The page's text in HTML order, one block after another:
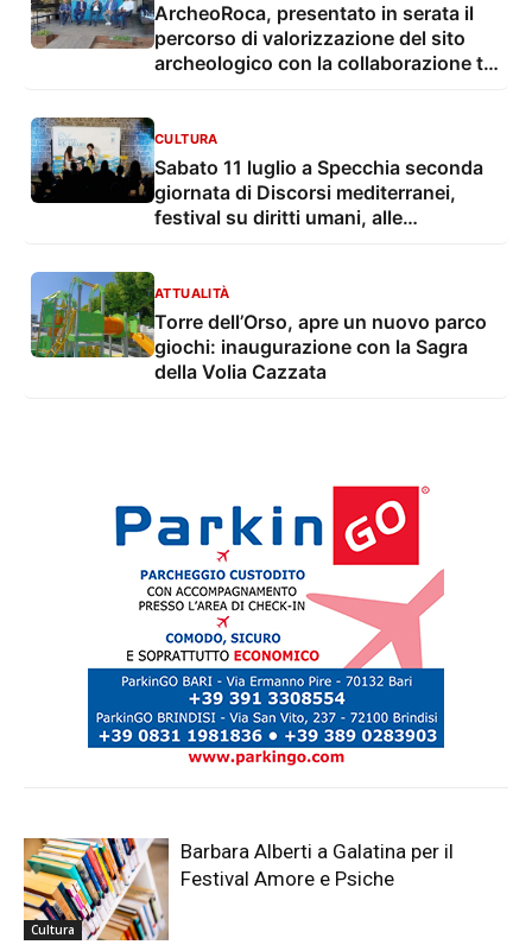
ArcheoRoca, presentato in serata il
percorso di valorizzazione del sito
archeologico con la collaborazione tra
CULTURA
Sabato 11 luglio a Specchia seconda
giornata di Discorsi mediterranei,
festival su diritti umani, alle
ATTUALITÀ
Torre dell’Orso, apre un nuovo parco
giochi: inaugurazione con la Sagra
della Volia Cazzata
Cultura
Barbara Alberti a Galatina per il
Festival Amore e Psiche